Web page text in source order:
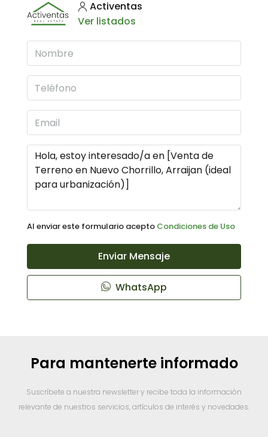
Activentas
Ver listados
Al enviar este formulario acepto Condiciones de Uso
Enviar Mensaje
WhatsApp
Para mantenerte informado
Suscríbete a nuestra newsletter y recibe toda la información
relevante de nuestros servicios, artículos de interés y novedades.